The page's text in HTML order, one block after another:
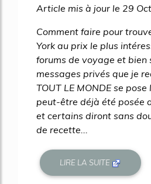
Article mis à jour le 29
Comment faire pour
York au prix le plus
forums de voyage et bien
messages privés que je
TOUT LE MONDE se
peut-être déjà été posée
et certains diront sans
de recette...
LIRE LA SUITE